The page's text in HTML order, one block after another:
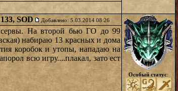
SOD Добавлено: 5.03.2014 08:26
На второй бью ГО до 99
набираю 13 красных и дома
коробок и утопы, нападаю на
всю игру....плакал, зато ест
Особый статус: